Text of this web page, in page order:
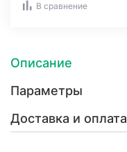
В сравнение
Описание
Параметры
Доставка и оплата